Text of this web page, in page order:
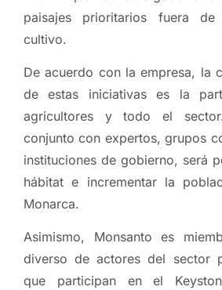
paisajes prioritarios fuera
cultivo.
De acuerdo con la empresa, la
de estas iniciativas es la
agricultores y todo el
conjunto con expertos, grupos
instituciones de gobierno, será
hábitat e incrementar la
Monarca.
Asimismo, Monsanto es
diverso de actores del sector
que participan en el